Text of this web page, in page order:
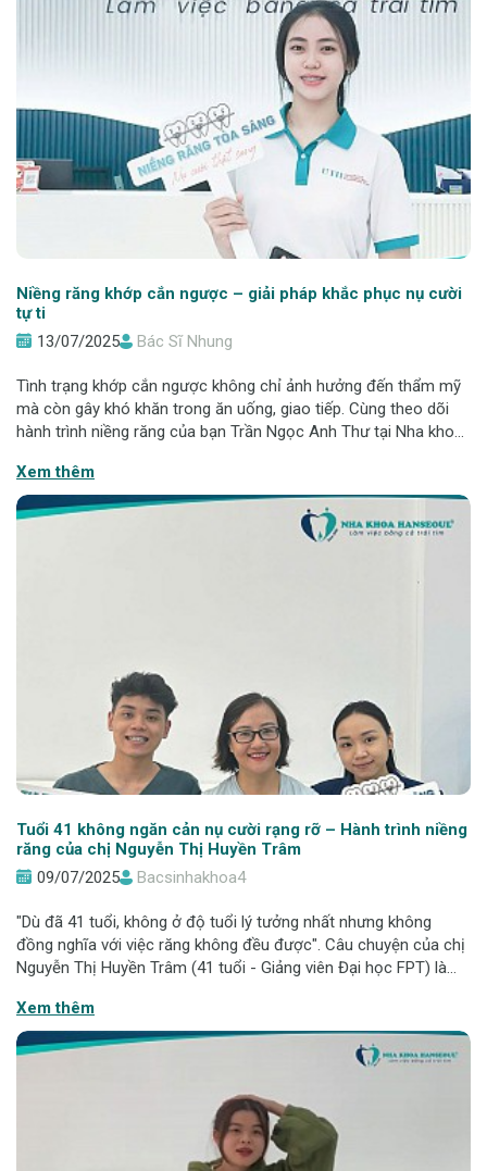
Niềng răng khớp cắn ngược – giải pháp khắc phục nụ cười
tự ti
13/07/2025
Bác Sĩ Nhung
Tình trạng khớp cắn ngược không chỉ ảnh hưởng đến thẩm mỹ
mà còn gây khó khăn trong ăn uống, giao tiếp. Cùng theo dõi
hành trình niềng răng của bạn Trần Ngọc Anh Thư tại Nha khoa
cải thiện khớp cắn v
Xem thêm
Tuổi 41 không ngăn cản nụ cười rạng rỡ – Hành trình niềng
răng của chị Nguyễn Thị Huyền Trâm
09/07/2025
Bacsinhakhoa4
"Dù đã 41 tuổi, không ở độ tuổi lý tưởng nhất nhưng không
đồng nghĩa với việc răng không đều được". Câu chuyện của chị
Nguyễn Thị Huyền Trâm (41 tuổi - Giảng viên Đại học FPT) là
chỉ cần đúng người,
Xem thêm